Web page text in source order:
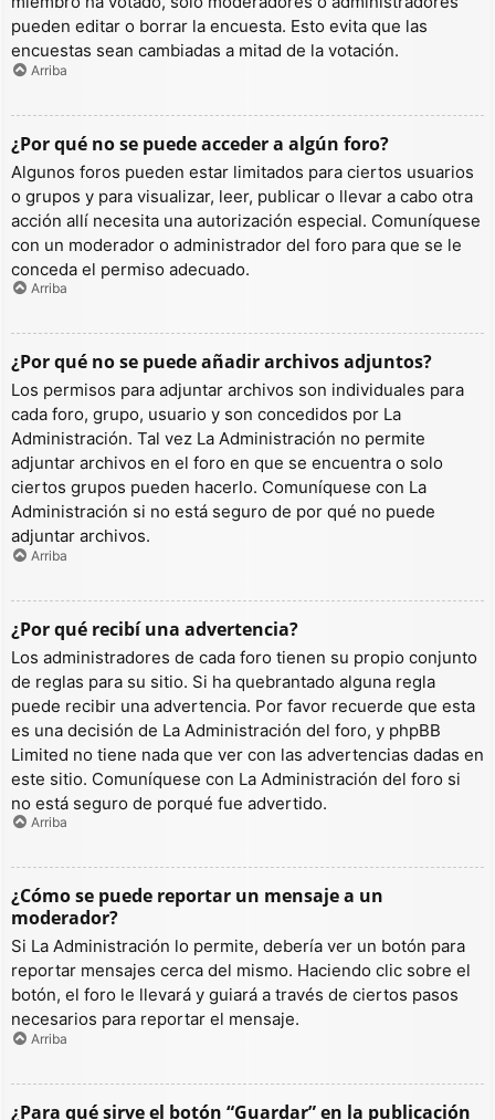
pueden editar o borrar la encuesta. Esto evita que las
encuestas sean cambiadas a mitad de la votación.
Arriba
¿Por qué no se puede acceder a algún foro?
Algunos foros pueden estar limitados para ciertos usuarios
o grupos y para visualizar, leer, publicar o llevar a cabo otra
acción allí necesita una autorización especial. Comuníquese
con un moderador o administrador del foro para que se le
conceda el permiso adecuado.
Arriba
¿Por qué no se puede añadir archivos adjuntos?
Los permisos para adjuntar archivos son individuales para
cada foro, grupo, usuario y son concedidos por La
Administración. Tal vez La Administración no permite
adjuntar archivos en el foro en que se encuentra o solo
ciertos grupos pueden hacerlo. Comuníquese con La
Administración si no está seguro de por qué no puede
adjuntar archivos.
Arriba
¿Por qué recibí una advertencia?
Los administradores de cada foro tienen su propio conjunto
de reglas para su sitio. Si ha quebrantado alguna regla
puede recibir una advertencia. Por favor recuerde que esta
es una decisión de La Administración del foro, y phpBB
Limited no tiene nada que ver con las advertencias dadas en
este sitio. Comuníquese con La Administración del foro si
no está seguro de porqué fue advertido.
Arriba
¿Cómo se puede reportar un mensaje a un
moderador?
Si La Administración lo permite, debería ver un botón para
reportar mensajes cerca del mismo. Haciendo clic sobre el
botón, el foro le llevará y guiará a través de ciertos pasos
necesarios para reportar el mensaje.
Arriba
¿Para qué sirve el botón “Guardar” en la publicación